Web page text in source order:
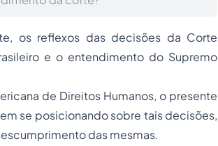
os reflexos das decisões da Corte
e o entendimento do Supremo
de Direitos Humanos, o presente
se posicionando sobre tais decisões,
das mesmas.